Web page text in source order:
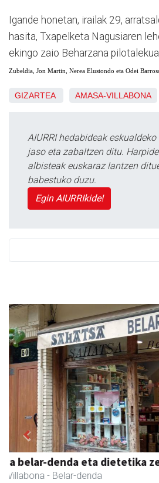
Igande honetan, irailak 29,
hasita, Txapelketa Nagusiaren
ekingo zaio Beharzana
Zubeldia, Jon Martin, Nerea Elustondo eta Odei
GIZARTEA AMASA-VILLABONA
AIURRI hedabideak
jaso eta zabaltzen ditu.
albisteak euskaraz lantzen
babestuko duzu.
Egin AIURRIkide!
Amasa-Villabonako Udala
Amasa-Villabona - Udaletxeak
Previous